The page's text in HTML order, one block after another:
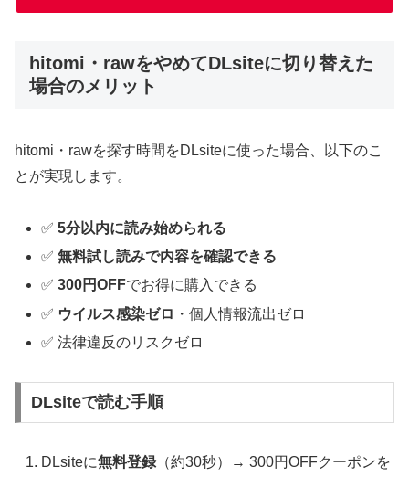
hitomi・rawをやめてDLsiteに切り替えた
場合のメリット
hitomi・rawを探す時間をDLsiteに使った場合、以下のこ
とが実現します。
✅5分以内に読み始められる
✅無料試し読みで内容を確認できる
✅300円OFFでお得に購入できる
✅ ウイルス感染ゼロ ・個人情報流出ゼロ
✅ 法律違反のリスクゼロ
DLsiteで読む手順
DLsiteに無料登録 （約30秒）→ 300円OFFクーポンを